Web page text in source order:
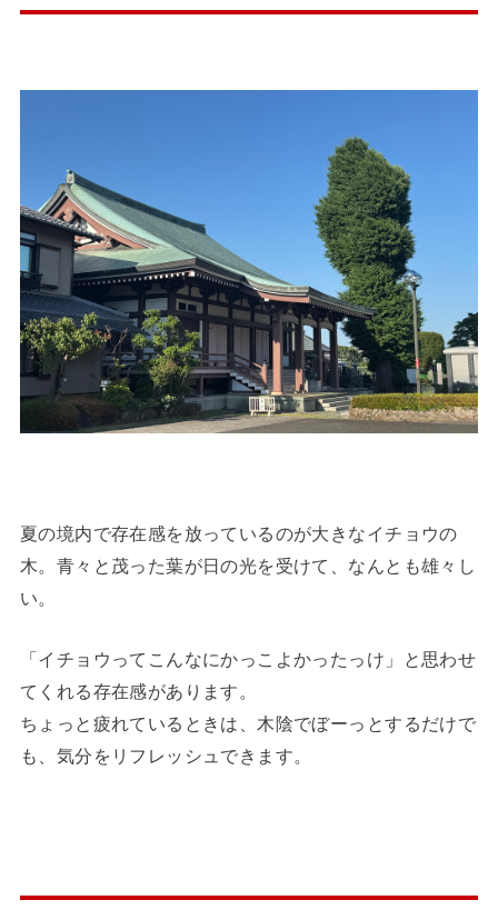
夏の境内で存在感を放っているのが大きなイチョウの
木。青々と茂った葉が日の光を受けて、なんとも雄々し
い。
「イチョウってこんなにかっこよかったっけ」と思わせ
てくれる存在感があります。
ちょっと疲れているときは、木陰でぼーっとするだけで
も、気分をリフレッシュできます。